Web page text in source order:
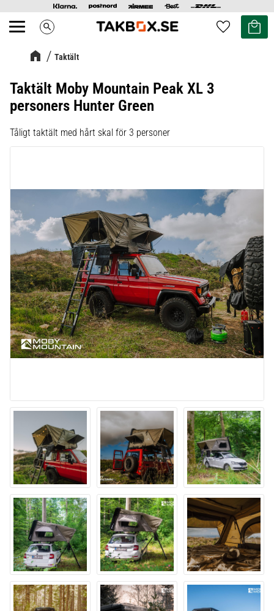
Meny search Favoriter
Kundvagn
Taktält
Taktält Moby Mountain Peak XL 3
personers Hunter Green
Tåligt taktält med hårt skal för 3 personer